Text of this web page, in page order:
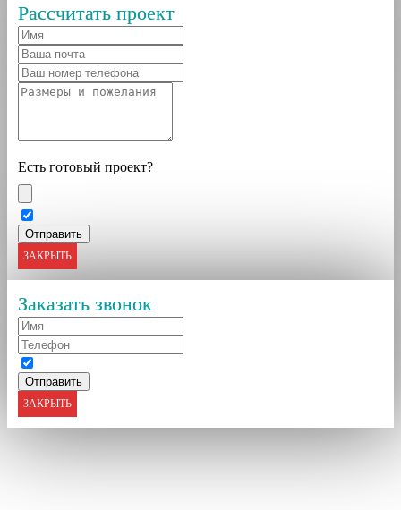
Рассчитать проект
Есть готовый проект?
ЗАКРЫТЬ
Заказать звонок
ЗАКРЫТЬ